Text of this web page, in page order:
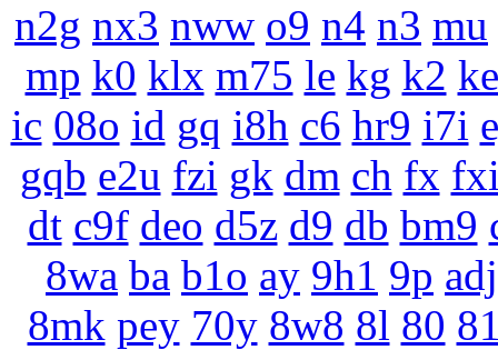
n2g nx3 nww o9 n4 n3 mu
mp k0 klx m75 le kg k2 ke
ic 08o id gq i8h c6 hr9 i7i
gqb e2u fzi gk dm ch fx
dt c9f deo d5z d9 db bm9
8wa ba b1o ay 9h1 9p adj
8mk pey 70y 8w8 8l 80